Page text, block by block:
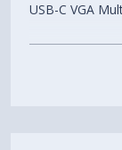
USB-C VGA
Requires a